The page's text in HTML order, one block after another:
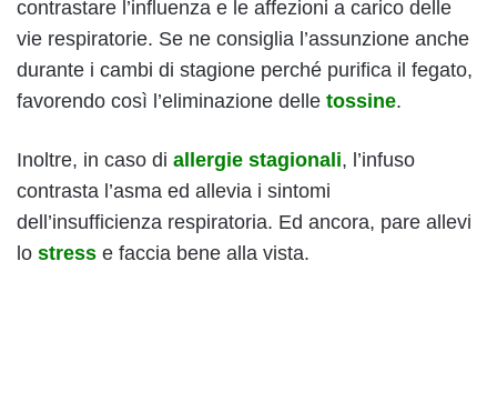
contrastare l’influenza e le affezioni a carico delle
vie respiratorie. Se ne consiglia l’assunzione anche
durante i cambi di stagione perché purifica il fegato,
favorendo così l’eliminazione delle tossine.
Inoltre, in caso di allergie stagionali, l’infuso
contrasta l’asma ed allevia i sintomi
dell’insufficienza respiratoria. Ed ancora, pare allevi
lo stress e faccia bene alla vista.